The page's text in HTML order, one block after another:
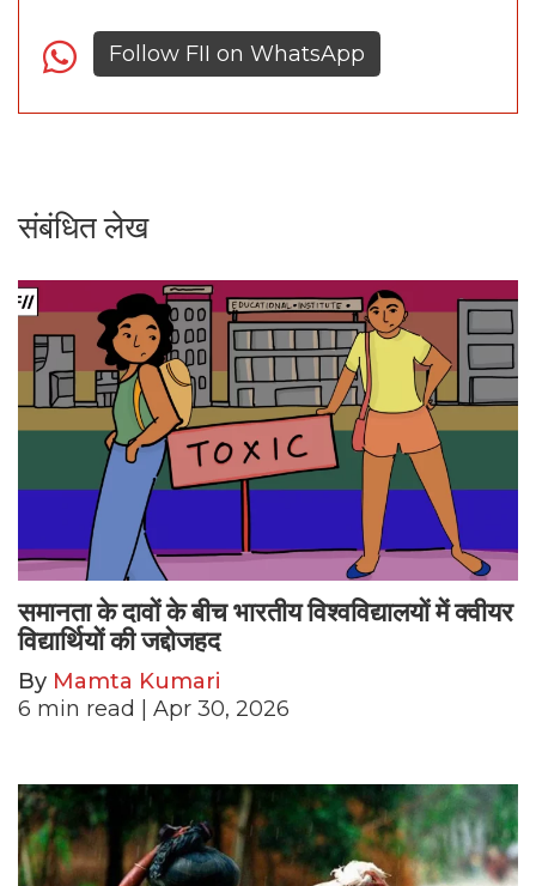
Follow FII on WhatsApp
संबंधित लेख
समानता के दावों के बीच भारतीय विश्वविद्यालयों में क्वीयर
विद्यार्थियों की जद्दोजहद
By Mamta Kumari
6 min read | Apr 30, 2026